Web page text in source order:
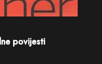
povijesti